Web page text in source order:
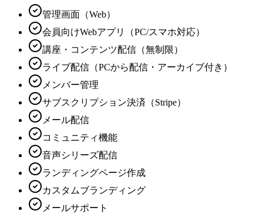
管理画面（Web）
会員向けWebアプリ（PC/スマホ対応）
講座・コンテンツ配信（無制限）
ライブ配信（PCから配信・アーカイブ付き）
メンバー管理
サブスクリプション決済（Stripe）
メール配信
コミュニティ機能
音声シリーズ配信
ランディングページ作成
カスタムブランディング
メールサポート